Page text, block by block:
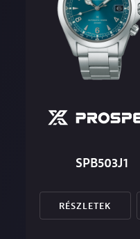
SPB503J1
RÉSZLETEK